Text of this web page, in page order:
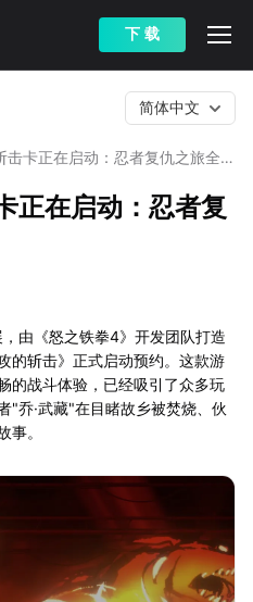
下 载
击卡正在启动：忍者复仇之旅全攻
简体中文
正在启动：忍者复
由《怒之铁拳4》开发团队打造
的斩击》正式启动预约。这款游
的战斗体验，已经吸引了众多玩
"乔·武藏"在目睹故乡被焚烧、伙
事。